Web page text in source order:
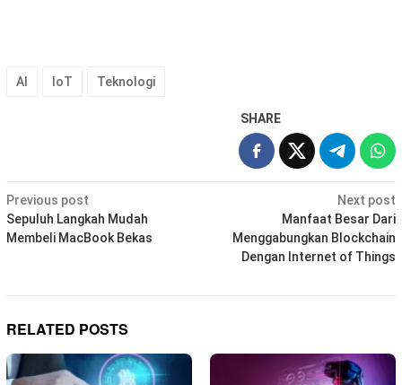
AI IoT Teknologi
SHARE
Post
navigation
Previous post
Sepuluh Langkah Mudah
Membeli MacBook Bekas
Next post
Manfaat Besar Dari
Menggabungkan Blockchain
Dengan Internet of Things
RELATED POSTS